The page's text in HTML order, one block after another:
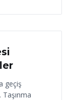
geçiş